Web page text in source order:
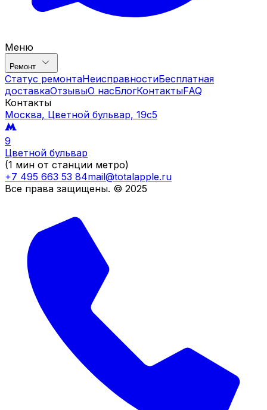
Меню
Ремонт
Статус ремонтаНеисправностиБесплатная
доставкаОтзывыО насБлогКонтактыFAQ
Контакты
Москва, Цветной бульвар, 19c5
9
Цветной бульвар
(1 мин от станции метро)
+7 495 663 53 84mail@totalapple.ru
Все права защищены. © 2025